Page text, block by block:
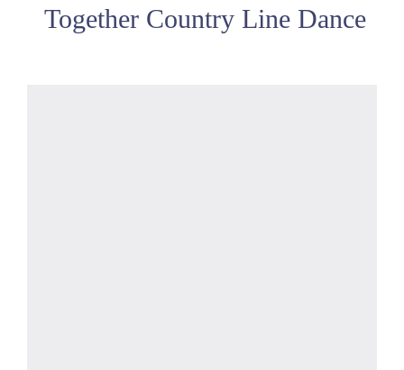
Chorégraphies
Together Country Line Dance